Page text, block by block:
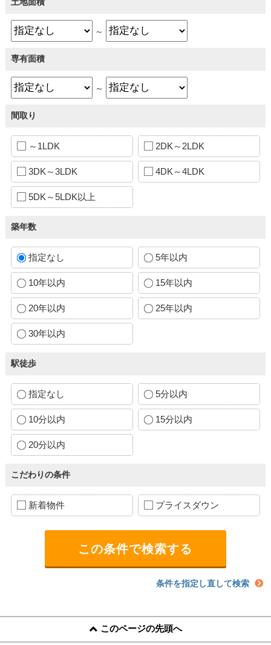
～
専有面積
～
間取り
～1LDK 2DK～2LDK
3DK～3LDK 4DK～4LDK
5DK～5LDK以上
築年数
指定なし 5年以内
10年以内 15年以内
20年以内 25年以内
30年以内
駅徒歩
指定なし 5分以内
10分以内 15分以内
20分以内
こだわりの条件
新着物件 プライスダウン
条件を指定し直して検索
このページの先頭へ